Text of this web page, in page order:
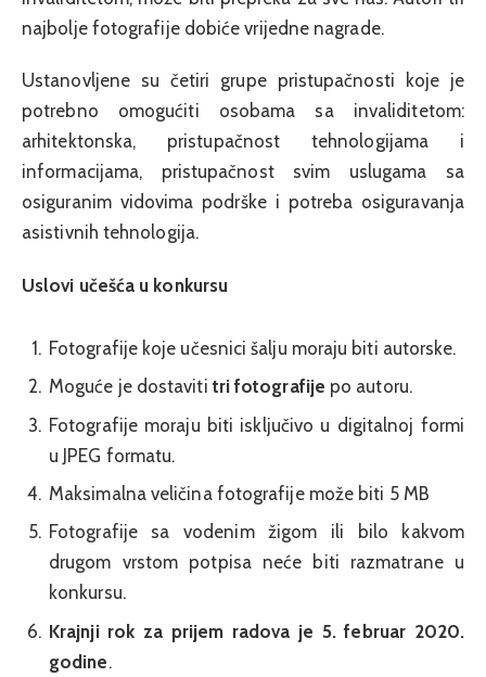
najbolje fotografije dobiće vrijedne nagrade.
Ustanovljene su četiri grupe pristupačnosti koje je
potrebno omogućiti osobama sa invaliditetom:
arhitektonska, pristupačnost tehnologijama i
informacijama, pristupačnost svim uslugama sa
osiguranim vidovima podrške i potreba osiguravanja
asistivnih tehnologija.
Uslovi učešća u konkursu
Fotografije koje učesnici šalju moraju biti autorske.
Moguće je dostavititri fotografije po autoru.
Fotografije moraju biti isključivo u digitalnoj formi
u JPEG formatu.
Maksimalna veličina fotografije može biti 5 MB
Fotografije sa vodenim žigom ili bilo kakvom
drugom vrstom potpisa neće biti razmatrane u
konkursu.
Krajnji rok za prijem radova je 5. februar 2020.
godine.